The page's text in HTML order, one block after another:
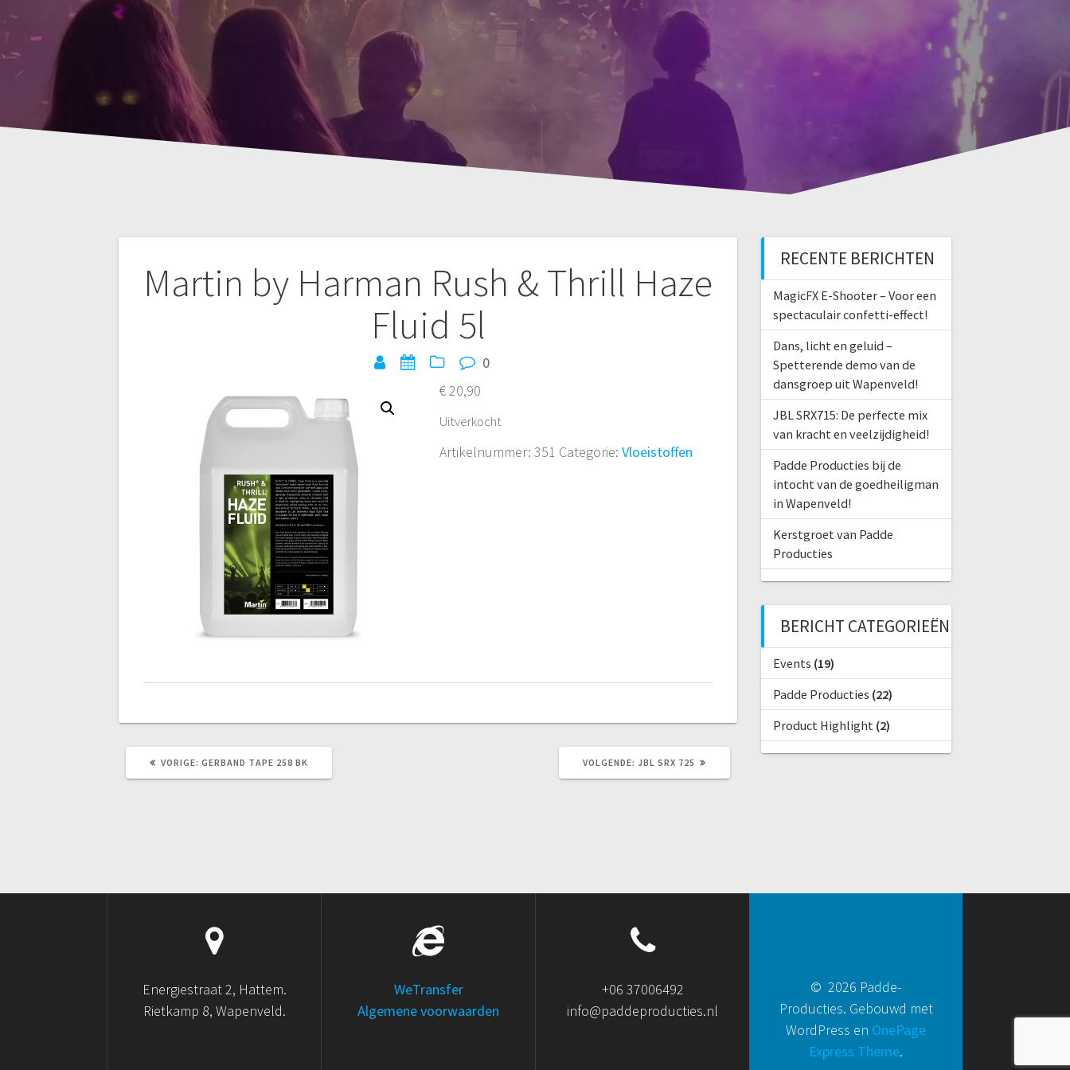
Martin by Harman Rush & Thrill Haze
Fluid 5l
0
€20,90
Uitverkocht
Artikelnummer: 351 Categorie: Vloeistoffen
Bericht
VORIGE: VORIG
GERBAND TAPE 258 BK VOLGENDE: VOLGEND
JBL SRX 725
RECENTE BERICHTEN
MagicFX E-Shooter – Voor een
spectaculair confetti-effect!
Dans, licht en geluid –
Spetterende demo van de
dansgroep uit Wapenveld!
JBL SRX715: De perfecte mix
van kracht en veelzijdigheid!
Padde Producties bij de
intocht van de goedheiligman
in Wapenveld!
Kerstgroet van Padde
Producties
BERICHT CATEGORIEËN
Events (19)
Padde Producties (22)
Product Highlight(2)
Energiestraat 2, Hattem.
Rietkamp 8, Wapenveld.
WeTransfer
Algemene voorwaarden
+06 37006492
info@paddeproducties.nl
© 2026 Padde-
Producties. Gebouwd met
WordPress en OnePage
Express Theme.